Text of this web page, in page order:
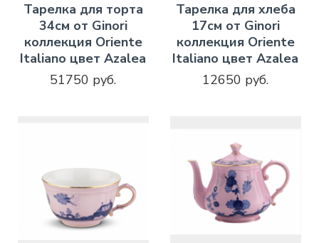
Тарелка для торта
34см от Ginori
коллекция Oriente
Italiano цвет Azalea
51750 руб.
Тарелка для хлеба
17см от Ginori
коллекция Oriente
Italiano цвет Azalea
12650 руб.